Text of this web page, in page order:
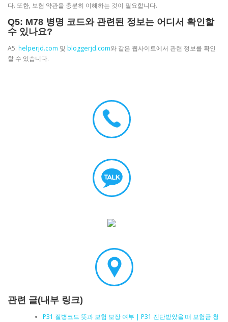
다. 또한, 보험 약관을 충분히 이해하는 것이 필요합니다.
Q5: M78 병명 코드와 관련된 정보는 어디서 확인할
수 있나요?
A5: helperjd.com 및 bloggerjd.com와 같은 웹사이트에서 관련 정보를 확인
할 수 있습니다.
관련 글(내부 링크)
P31 질병코드 뜻과 보험 보장 여부 | P31 진단받았을 때 보험금 청